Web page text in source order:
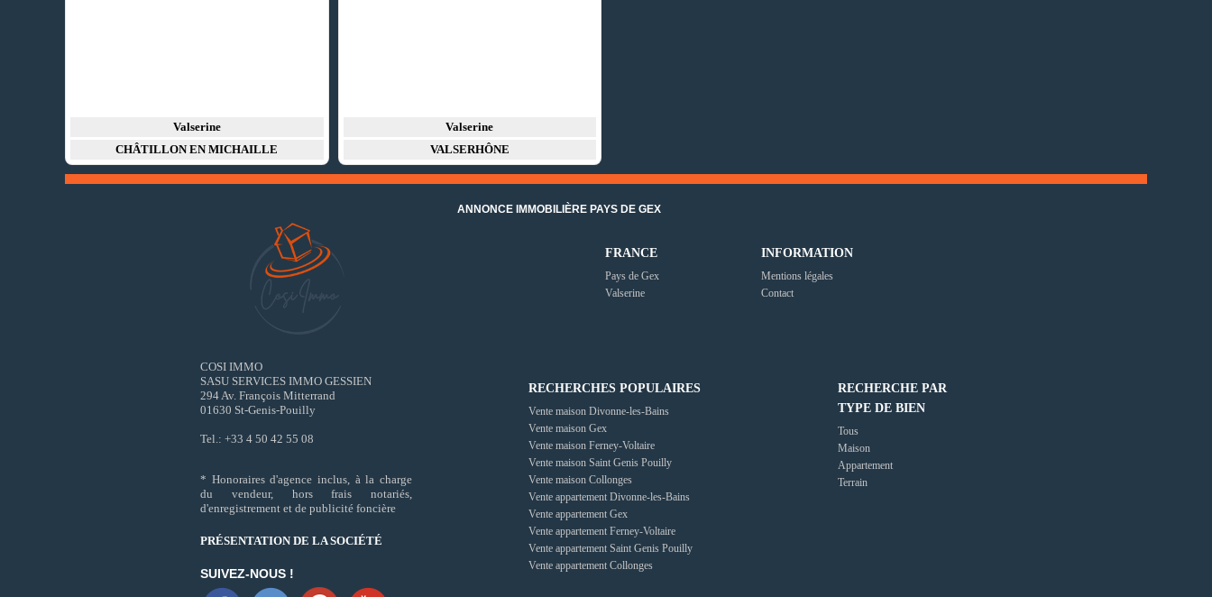
Valserine
CHÂTILLON EN MICHAILLE
Valserine
VALSERHÔNE
COSI IMMO
SASU SERVICES IMMO GESSIEN
294 Av. François Mitterrand
01630 St-Genis-Pouilly
Tel.: +33 4 50 42 55 08
* Honoraires d'agence inclus, à la charge
du vendeur, hors frais notariés,
d'enregistrement et de publicité foncière
PRÉSENTATION DE LA SOCIÉTÉ
SUIVEZ-NOUS !
ANNONCE IMMOBILIÈRE PAYS DE GEX
FRANCE
Pays de Gex
Valserine
INFORMATION
Mentions légales
Contact
RECHERCHES POPULAIRES
Vente maison Divonne-les-Bains
Vente maison Gex
Vente maison Ferney-Voltaire
Vente maison Saint Genis Pouilly
Vente maison Collonges
Vente appartement Divonne-les-Bains
Vente appartement Gex
Vente appartement Ferney-Voltaire
Vente appartement Saint Genis Pouilly
Vente appartement Collonges
RECHERCHE PAR
TYPE DE BIEN
Tous
Maison
Appartement
Terrain